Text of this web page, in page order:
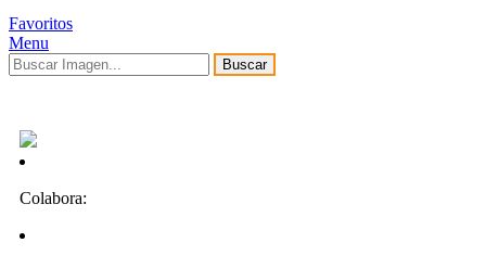
Favoritos
Menu
Buscar
Colabora: